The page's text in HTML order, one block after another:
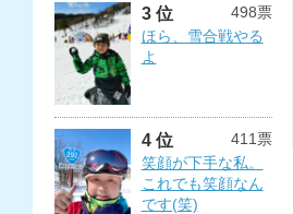
3 位
498票
ほら、雪合戦やる
よ
4 位
411票
笑顔が下手な私。
これでも笑顔なん
です(笑)